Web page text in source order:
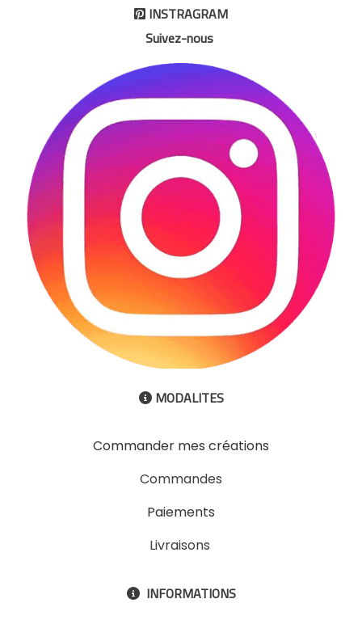
 INSTRAGRAM
Suivez-nous
 MODALITES
Commander mes créations
Commandes
Paiements
Livraisons
 INFORMATIONS